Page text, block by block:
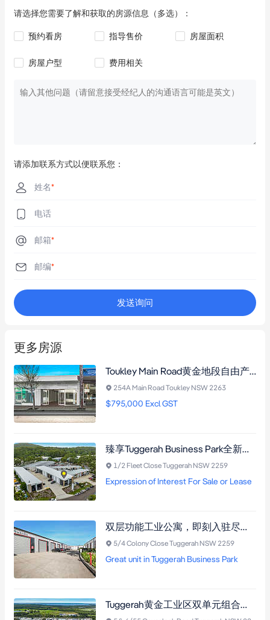
请选择您需要了解和获取的房源信息（多选）：
预约看房 指导售价 房屋面积
房屋户型 费用相关
请添加联系方式以便联系您：
姓名*
电话
邮箱*
邮编*
发送询问
更多房源
Toukley Main Road黄金地段自由产权商铺，双面临街，逾30年首次上市。
254A Main Road Toukley NSW 2263
$795,000 Excl GST
臻享Tuggerah Business Park全新工业商务公寓，159㎡地面层+70㎡夹层，双车位配置，即刻入驻开启商业新篇。
1/2 Fleet Close Tuggerah NSW 2259
Expression of Interest For Sale or Lease
双层功能工业公寓，即刻入驻尽享商机 这处位于Tuggerah核心商务区的工业公寓，提供144平方米双层空间，含74平方米高挑仓储层与70平方米带空调夹层办公区，配备太阳能系统与高架卷帘门，SP4商务园区规划，毗邻M1高速公路，即买即用投资良机。
5/4 Colony Close Tuggerah NSW 2259
Great unit in Tuggerah Business Park
Tuggerah黄金工业区双单元组合，总面积427㎡含夹层办公，毗邻M1高速与Westfield，投资自用皆宜